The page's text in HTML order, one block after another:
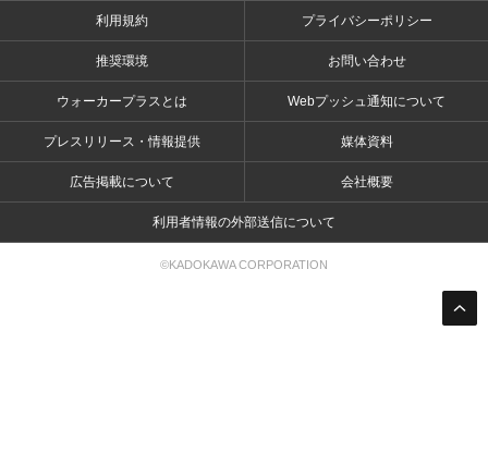
利用規約 プライバシーポリシー
推奨環境 お問い合わせ
ウォーカープラスとは Webプッシュ通知について
プレスリリース・情報提供 媒体資料
広告掲載について 会社概要
利用者情報の外部送信について
©KADOKAWA CORPORATION